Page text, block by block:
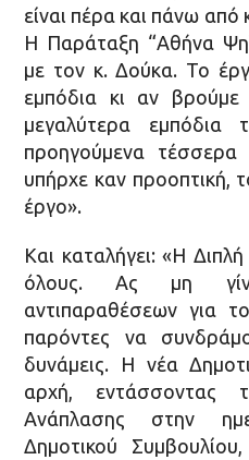
είναι πέρα και πάνω από
Η Παράταξη “Αθήνα
με τον κ. Δούκα. Το
εμπόδια κι αν
μεγαλύτερα εμπόδια
προηγούμενα
υπήρχε καν προοπτική,
έργο».
Και καταλήγει: «Η
όλους. Ας μη
αντιπαραθέσεων για
παρόντες να
δυνάμεις. Η νέα
αρχή, εντάσσοντας
Ανάπλασης στην
Δημοτικού